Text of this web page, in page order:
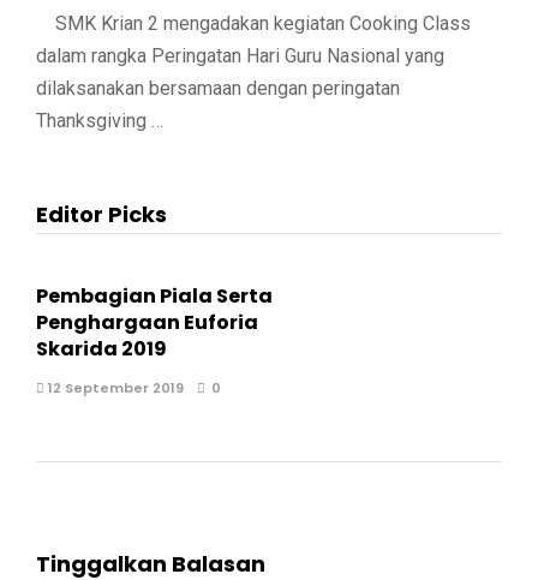
SMK Krian 2 mengadakan kegiatan Cooking Class
dalam rangka Peringatan Hari Guru Nasional yang
dilaksanakan bersamaan dengan peringatan
Thanksgiving …
Editor Picks
Pembagian Piala Serta
Penghargaan Euforia
Skarida 2019
12 September 2019 0
Tinggalkan Balasan